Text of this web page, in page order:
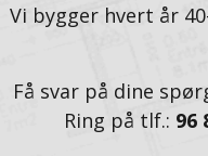
Vi bygger hvert år
Få svar på dine
Ring på tlf.: 96